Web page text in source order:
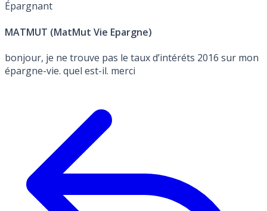
Épargnant
MATMUT (MatMut Vie Epargne)
bonjour, je ne trouve pas le taux d’intéréts 2016 sur mon
épargne-vie. quel est-il. merci